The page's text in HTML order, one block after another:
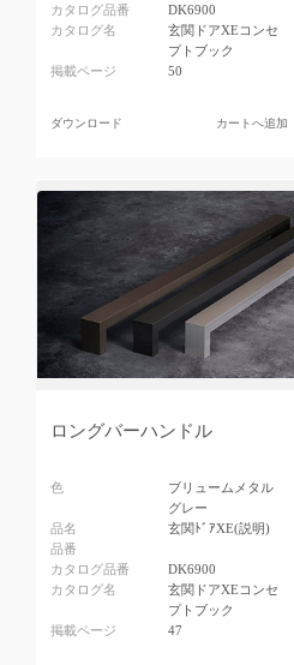
カタログ品番
DK6900
カタログ名
玄関ドアXEコンセ
プトブック
掲載ページ
50
ダウンロード カートへ追加
ロングバーハンドル
色
ブリュームメタル
グレー
品名
玄関ﾄﾞｱXE(説明)
品番
カタログ品番
DK6900
カタログ名
玄関ドアXEコンセ
プトブック
掲載ページ
47